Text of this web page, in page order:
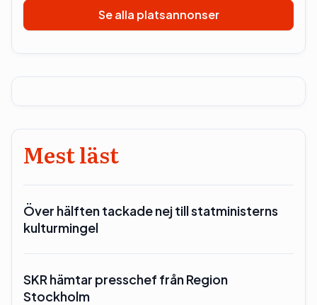
Se alla platsannonser
Mest läst
Över hälften tackade nej till statministerns
kulturmingel
SKR hämtar presschef från Region
Stockholm